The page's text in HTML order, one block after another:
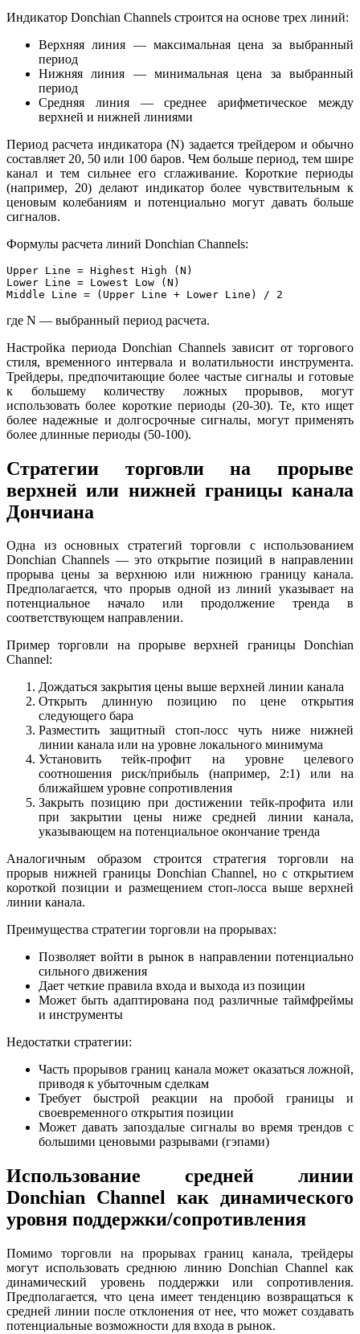
Индикатор Donchian Channels строится на основе трех линий:
Верхняя линия — максимальная цена за выбранный
период
Нижняя линия — минимальная цена за выбранный
период
Средняя линия — среднее арифметическое между
верхней и нижней линиями
Период расчета индикатора (N) задается трейдером и обычно
составляет 20, 50 или 100 баров. Чем больше период, тем шире
канал и тем сильнее его сглаживание. Короткие периоды
(например, 20) делают индикатор более чувствительным к
ценовым колебаниям и потенциально могут давать больше
сигналов.
Формулы расчета линий Donchian Channels:
Upper Line = Highest High (N)
Lower Line = Lowest Low (N)
где N — выбранный период расчета.
Настройка периода Donchian Channels зависит от торгового
стиля, временного интервала и волатильности инструмента.
Трейдеры, предпочитающие более частые сигналы и готовые
к большему количеству ложных прорывов, могут
использовать более короткие периоды (20-30). Те, кто ищет
более надежные и долгосрочные сигналы, могут применять
более длинные периоды (50-100).
Стратегии торговли на прорыве
верхней или нижней границы канала
Дончиана
Одна из основных стратегий торговли с использованием
Donchian Channels — это открытие позиций в направлении
прорыва цены за верхнюю или нижнюю границу канала.
Предполагается, что прорыв одной из линий указывает на
потенциальное начало или продолжение тренда в
соответствующем направлении.
Пример торговли на прорыве верхней границы Donchian
Channel:
Дождаться закрытия цены выше верхней линии канала
Открыть длинную позицию по цене открытия
следующего бара
Разместить защитный стоп-лосс чуть ниже нижней
линии канала или на уровне локального минимума
Установить тейк-профит на уровне целевого
соотношения риск/прибыль (например, 2:1) или на
ближайшем уровне сопротивления
Закрыть позицию при достижении тейк-профита или
при закрытии цены ниже средней линии канала,
указывающем на потенциальное окончание тренда
Аналогичным образом строится стратегия торговли на
прорыв нижней границы Donchian Channel, но с открытием
короткой позиции и размещением стоп-лосса выше верхней
линии канала.
Преимущества стратегии торговли на прорывах:
Позволяет войти в рынок в направлении потенциально
сильного движения
Дает четкие правила входа и выхода из позиции
Может быть адаптирована под различные таймфреймы
и инструменты
Недостатки стратегии:
Часть прорывов границ канала может оказаться ложной,
приводя к убыточным сделкам
Требует быстрой реакции на пробой границы и
своевременного открытия позиции
Может давать запоздалые сигналы во время трендов с
большими ценовыми разрывами (гэпами)
Использование средней линии
Donchian Channel как динамического
уровня поддержки/сопротивления
Помимо торговли на прорывах границ канала, трейдеры
могут использовать среднюю линию Donchian Channel как
динамический уровень поддержки или сопротивления.
Предполагается, что цена имеет тенденцию возвращаться к
средней линии после отклонения от нее, что может создавать
потенциальные возможности для входа в рынок.